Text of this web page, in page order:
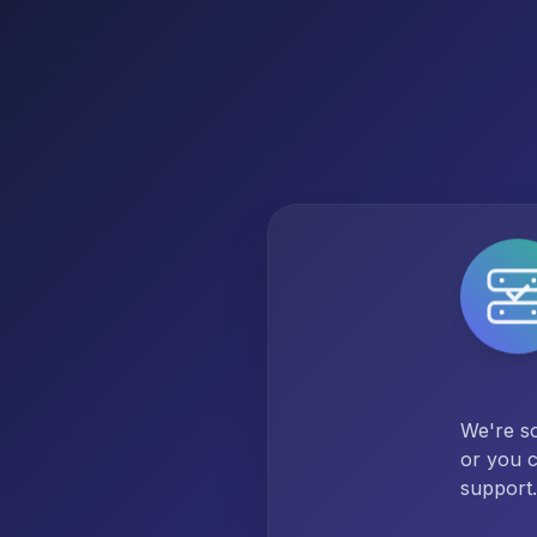
We're
or you
support.